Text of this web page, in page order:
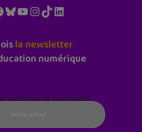
Bluesky
YouTube
Instagram
TikTokLinkedIn
la newsletter
numérique
numérique (le lundi matin)